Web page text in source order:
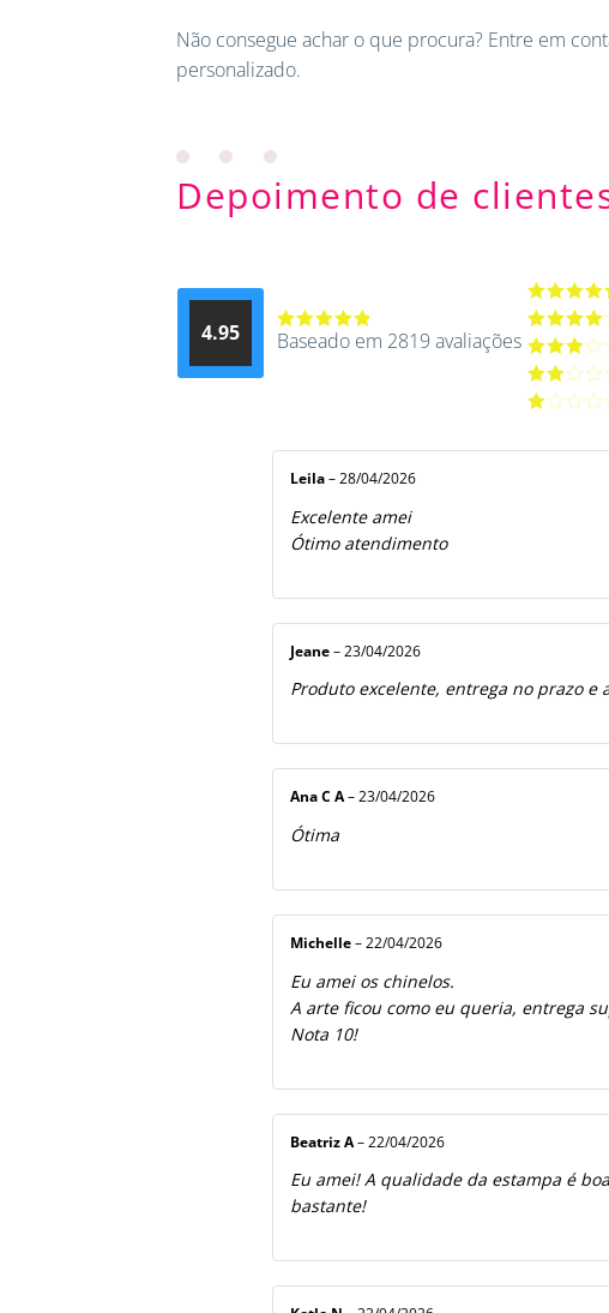
Não consegue achar o que procura? Entre em
personalizado.
Depoimento de
4.95
Avaliação
Baseado em 2819 avaliações
Avaliação5
Avaliação
Avaliação
Avaliação
Leila – 28/04/2026
Excelente amei
Ótimo atendimento
Jeane – 23/04/2026
Produto excelente, entrega no prazo e
Ana C A– 23/04/2026
Ótima
Michelle – 22/04/2026
Eu amei os chinelos.
A arte ficou como eu queria, entrega
Nota 10!
Beatriz A – 22/04/2026
Eu amei! A qualidade da estampa é
bastante!